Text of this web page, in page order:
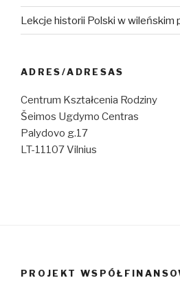
Lekcje historii Polski w wileńskim
ADRES/ADRESAS
Centrum Kształcenia Rodziny
Šeimos Ugdymo Centras
Palydovo g.17
LT-11107 Vilnius
PROJEKT